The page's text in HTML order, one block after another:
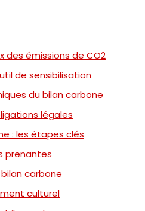
des émissions de CO2
de sensibilisation
du bilan carbone
légales
: les étapes clés
prenantes
carbone
culturel